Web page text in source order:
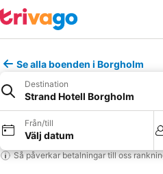
Se alla boenden i Borgholm
Destination
Strand Hotell Borgholm
Från/till
Välj datum
Så påverkar betalningar till oss